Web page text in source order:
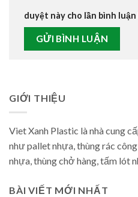
duyệt này cho lần bình
GIỚI THIỆU
Viet Xanh Plastic là nhà cung
như pallet nhựa, thùng rác
nhựa, thùng chở hàng, tấm lót
BÀI VIẾT MỚI NHẤT